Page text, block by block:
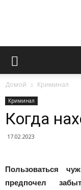
Домой Криминал
Криминал
Когда
17.02.2023
Пользоваться
предпочел